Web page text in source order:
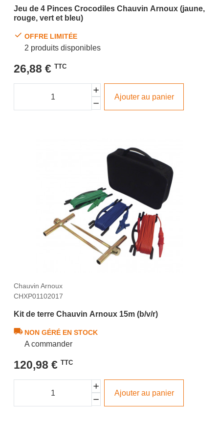
Jeu de 4 Pinces Crocodiles Chauvin Arnoux (jaune,
rouge, vert et bleu)
OFFRE LIMITÉE
2 produits disponibles
26,88 € TTC
Ajouter au panier
Chauvin Arnoux
CHXP01102017
Kit de terre Chauvin Arnoux 15m (b/v/r)
NON GÉRÉ EN STOCK
A commander
120,98 € TTC
Ajouter au panier